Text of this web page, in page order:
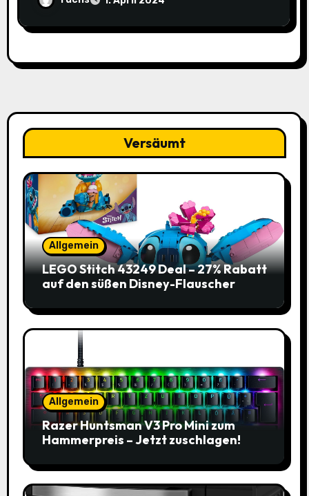
Versäumt
Allgemein
LEGO Stitch 43249 Deal – 27% Rabatt
auf den süßen Disney-Flauscher
Allgemein
Razer Huntsman V3 Pro Mini zum
Hammerpreis – Jetzt zuschlagen!